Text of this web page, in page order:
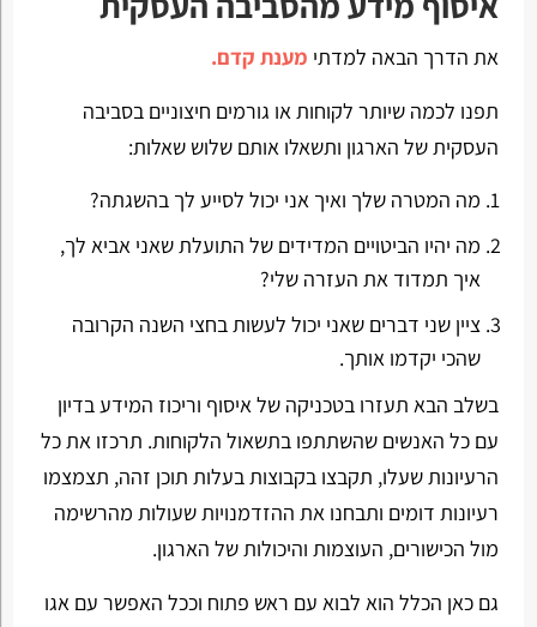
את הדרך הבאה למדתי מענת קדם.
תפנו לכמה שיותר לקוחות או גורמים חיצוניים בסביבה
העסקית של הארגון ותשאלו אותם שלוש שאלות:
מה המטרה שלך ואיך אני יכול לסייע לך בהשגתה?
מה יהיו הביטויים המדידים של התועלת שאני אביא לך,
איך תמדוד את העזרה שלי?
ציין שני דברים שאני יכול לעשות בחצי השנה הקרובה
שהכי יקדמו אותך.
בשלב הבא תעזרו בטכניקה של איסוף וריכוז המידע בדיון
עם כל האנשים שהשתתפו בתשאול הלקוחות. תרכזו את כל
הרעיונות שעלו, תקבצו בקבוצות בעלות תוכן זהה, תצמצמו
רעיונות דומים ותבחנו את ההזדמנויות שעולות מהרשימה
מול הכישורים, העוצמות והיכולות של הארגון.
גם כאן הכלל הוא לבוא עם ראש פתוח וככל האפשר עם אגו